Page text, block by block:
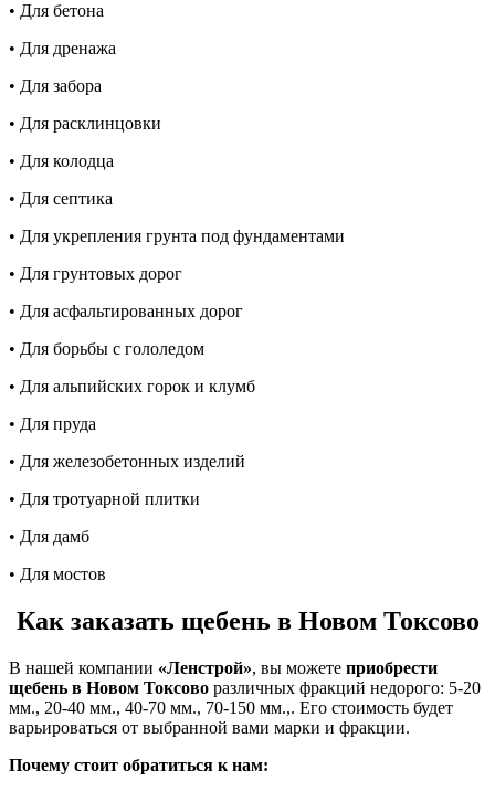
• Для бетона
• Для дренажа
• Для забора
• Для расклинцовки
• Для колодца
• Для септика
• Для укрепления грунта под фундаментами
• Для грунтовых дорог
• Для асфальтированных дорог
• Для борьбы с гололедом
• Для альпийских горок и клумб
• Для пруда
• Для железобетонных изделий
• Для тротуарной плитки
• Для дамб
• Для мостов
Как заказать щебень в Новом Токсово
В нашей компании «Ленстрой», вы можете приобрести
щебень в Новом Токсово различных фракций недорого: 5-20
мм., 20-40 мм., 40-70 мм., 70-150 мм.,. Его стоимость будет
варьироваться от выбранной вами марки и фракции.
Почему стоит обратиться к нам: